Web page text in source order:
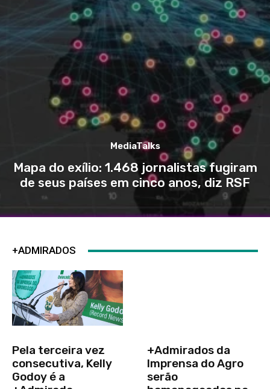
MediaTalks
Mapa do exílio: 1.468 jornalistas fugiram
de seus países em cinco anos, diz RSF
+ADMIRADOS
Pela terceira vez
consecutiva, Kelly
Godoy é a
+Admirados da
Imprensa do Agro
serão